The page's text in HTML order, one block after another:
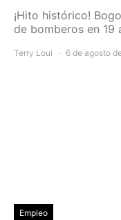
¡Hito histórico!
de bomberos en 19
Terry Loui 6 de agosto
Empleo